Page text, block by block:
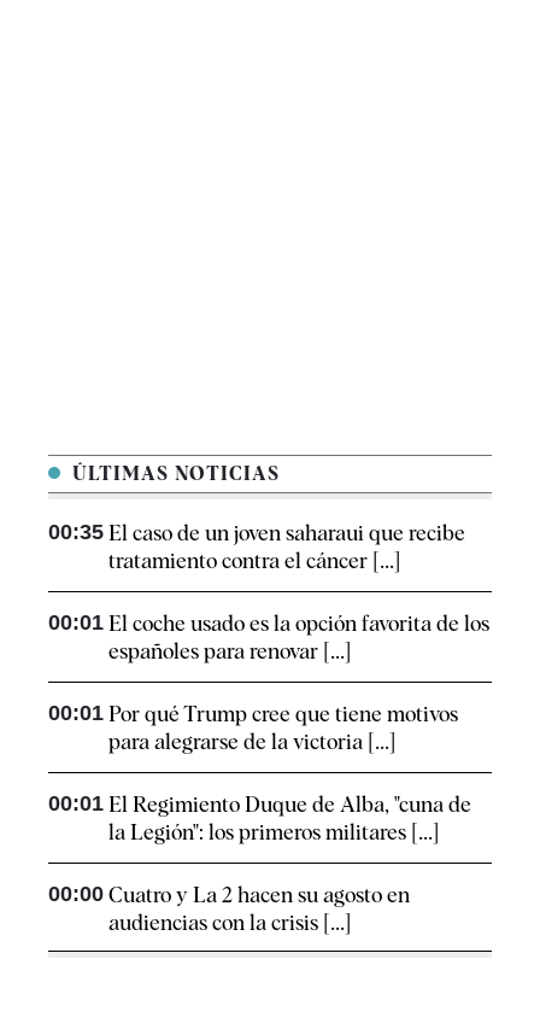
ÚLTIMAS NOTICIAS
00:35 El caso de un joven saharaui que recibe
tratamiento contra el cáncer [...]
00:01 El coche usado es la opción favorita de los
españoles para renovar [...]
00:01 Por qué Trump cree que tiene motivos
para alegrarse de la victoria [...]
00:01 El Regimiento Duque de Alba, "cuna de
la Legión": los primeros militares [...]
00:00 Cuatro y La 2 hacen su agosto en
audiencias con la crisis [...]